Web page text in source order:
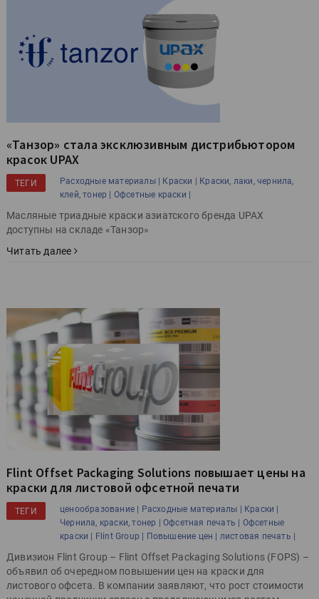
«Танзор» стала эксклюзивным дистрибьютором
красок UPAX
ТЕГИ Расходные материалы | Краски |
Краски, лаки, чернила,
клей, тонер |
Офсетные краски |
Масляные триадные краски азиатского бренда UPAX
доступны на складе «Танзор»
Читать далее
Flint Offset Packaging Solutions повышает цены на
краски для листовой офсетной печати
ТЕГИ ценообразование | Расходные материалы | Краски |
Чернила, краски, тонер | Офсетная печать | Офсетные
краски | Flint Group | Повышение цен | листовая печать |
Дивизион Flint Group – Flint Offset Packaging Solutions (FOPS) –
объявил об очередном повышении цен на краски для
листового офсета. В компании заявляют, что рост стоимости